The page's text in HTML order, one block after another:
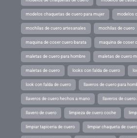
modelos chaquetas de cuero para mujer modelos
mochilas de cuero artesanales mochilas de cuero
maquina de coser cuero barata maquina de coser
maletas de cuero para hombre maletas de cuero
maletas de cuero looks con falda de cuero
look con falda de cuero llaveros de cuero para
llaveros de cuero hechos a mano llaveros de
llavero de cuero limpieza de cuero coche
limpiar tapiceria de cuero limpiar chaqueta de